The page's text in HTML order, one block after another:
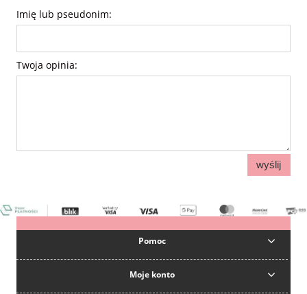
Imię lub pseudonim:
Twoja opinia:
wyślij
Pomoc
Moje konto